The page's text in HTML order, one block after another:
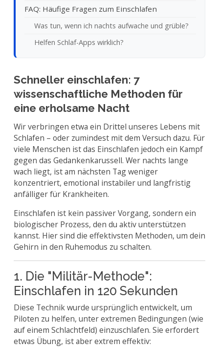
FAQ: Häufige Fragen zum Einschlafen
Was tun, wenn ich nachts aufwache und grüble?
Helfen Schlaf-Apps wirklich?
Schneller einschlafen: 7
wissenschaftliche Methoden für
eine erholsame Nacht
Wir verbringen etwa ein Drittel unseres Lebens mit
Schlafen – oder zumindest mit dem Versuch dazu. Für
viele Menschen ist das Einschlafen jedoch ein Kampf
gegen das Gedankenkarussell. Wer nachts lange
wach liegt, ist am nächsten Tag weniger
konzentriert, emotional instabiler und langfristig
anfälliger für Krankheiten.
Einschlafen ist kein passiver Vorgang, sondern ein
biologischer Prozess, den du aktiv unterstützen
kannst. Hier sind die effektivsten Methoden, um dein
Gehirn in den Ruhemodus zu schalten.
1. Die "Militär-Methode":
Einschlafen in 120 Sekunden
Diese Technik wurde ursprünglich entwickelt, um
Piloten zu helfen, unter extremen Bedingungen (wie
auf einem Schlachtfeld) einzuschlafen. Sie erfordert
etwas Übung, ist aber extrem effektiv: